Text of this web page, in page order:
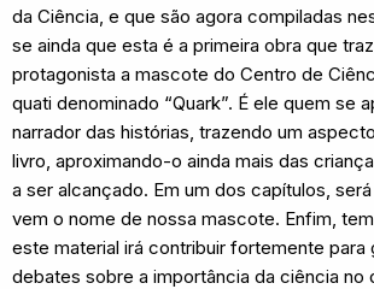
da Ciência, e que são agora compiladas
se ainda que esta é a primeira obra que
protagonista a mascote do Centro de
quati denominado “Quark”. É ele quem se
narrador das histórias, trazendo um
livro, aproximando-o ainda mais das
a ser alcançado. Em um dos capítulos,
vem o nome de nossa mascote. Enfim,
este material irá contribuir fortemente para
debates sobre a importância da ciência no